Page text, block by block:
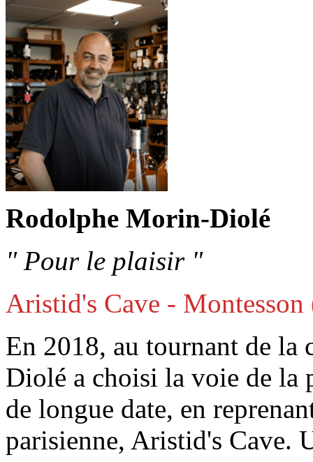
Rodolphe Morin-Diolé
" Pour le plaisir "
Aristid's Cave - Montesson
En 2018, au tournant de
Diolé a choisi la voie de la
de longue date, en
parisienne, Aristid's Cave.